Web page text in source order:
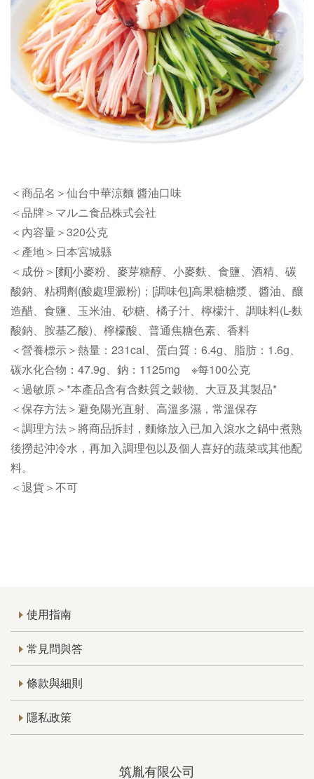
＜商品名＞仙台中華涼麵 醬油口味
＜品牌＞マルニ食品株式会社
＜內容量＞320公克
＜產地＞日本宮城縣
＜成份＞[麵]小麥粉、麥芽糖醇、小麥麩、食鹽、酒精、碳
酸鈉、粘稠劑(酸處理澱粉)；[調味包]高果糖糖漿、醬油、釀
造醋、食鹽、玉米油、砂糖、橘子汁、檸檬汁、調味料(L-麩
酸鈉、胺基乙酸)、檸檬酸、普通焦糖色素、香料
＜營養標示＞熱量：231cal、蛋白質：6.4g、脂肪：1.6g、
碳水化合物：47.9g、鈉：1125mg ※每100公克
＜過敏原＞*本產品含有含麩質之穀物、大豆及其製品*
＜保存方法＞避免陽光直射、高溫多濕，常溫保存
＜調理方法＞將商品拆封，麵條放入已加入滾水之鍋中煮熟
後撈起沖冷水，再加入調理包以及個人喜好的蔬菜或其他配
料。
＜退貨＞不可
使用指南
常見問與答
條款與細則
隱私政策
筑胤有限公司